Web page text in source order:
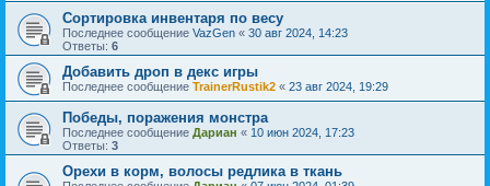
Сортировка инвентаря по весу
Последнее сообщение VazGen « 30 авг 2024, 14:23
Ответы: 6
Добавить дроп в декс игры
Последнее сообщение TrainerRustik2 « 23 авг 2024, 19:29
Победы, поражения монстра
Последнее сообщение Дариан « 10 июн 2024, 17:23
Ответы: 3
Орехи в корм, волосы редлика в ткань